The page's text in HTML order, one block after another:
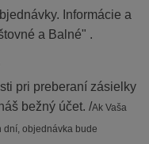
Informácie a
a Balné" .
pri preberaní zásielky
bežný účet. /Ak Vaša
dní, objednávka bude